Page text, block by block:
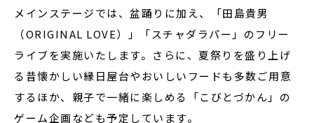
メインステージでは、盆踊りに加え、「田島貴男
（ORIGINAL LOVE）」「スチャダラパー」のフリー
ライブを実施いたします。さらに、夏祭りを盛り上げ
る昔懐かしい縁日屋台やおいしいフードも多数ご用意
するほか、親子で一緒に楽しめる「こびとづかん」の
ゲーム企画なども予定しています。